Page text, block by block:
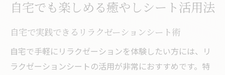
自宅でも楽しめる癒やしシート活用法
自宅で実践できるリラクゼーションシート術
自宅で手軽にリラクゼーションを体験したい方には、リ
ラクゼーションシートの活用が非常におすすめです。特